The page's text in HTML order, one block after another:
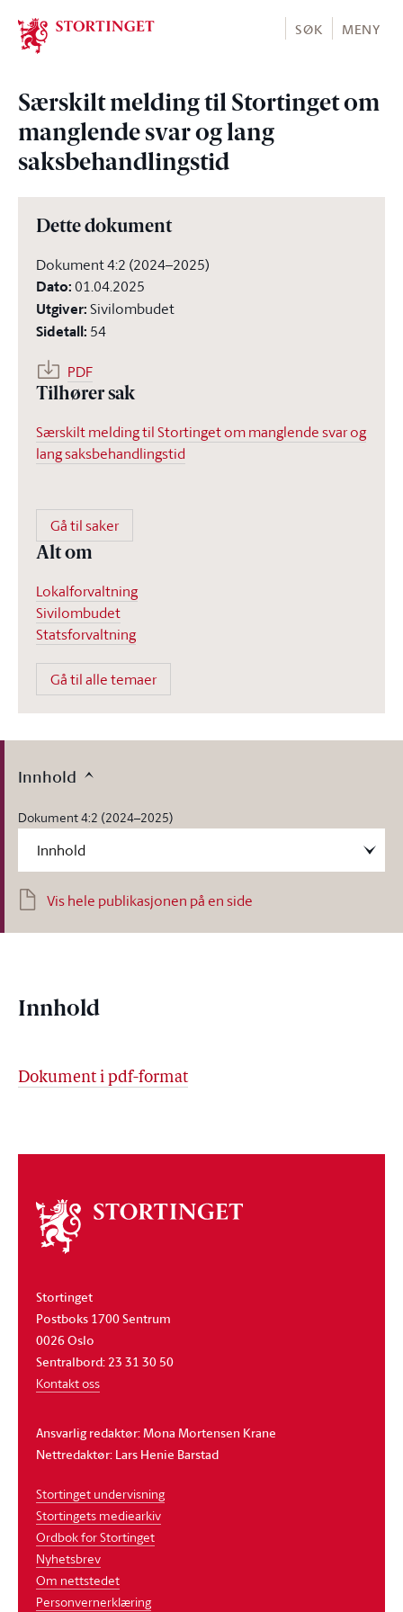
Stortinget.no
SØK MENY
Særskilt melding til Stortinget om
manglende svar og lang
saksbehandlingstid
Dette dokument
Dokument 4:2 (2024–2025)
Dato:01.04.2025
Utgiver:Sivilombudet
Sidetall: 54
PDF
Tilhører sak
Særskilt melding til Stortinget om manglende svar og
lang saksbehandlingstid
Gå til saker
Alt om
Lokalforvaltning
Sivilombudet
Statsforvaltning
Gå til alle temaer
Innhold
Dokument 4:2 (2024–2025)
Vis hele publikasjonen på en side
Innhold
Dokument i pdf-format
Om
stortinget
Stortinget
Postboks 1700 Sentrum
0026 Oslo
Sentralbord: 23 31 30 50
Kontakt oss
Ansvarlig redaktør: Mona Mortensen Krane
Nettredaktør: Lars Henie Barstad
Stortinget undervisning
Stortingets mediearkiv
Ordbok for Stortinget
Nyhetsbrev
Om nettstedet
Personvernerklæring